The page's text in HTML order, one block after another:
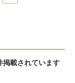
掲載されています